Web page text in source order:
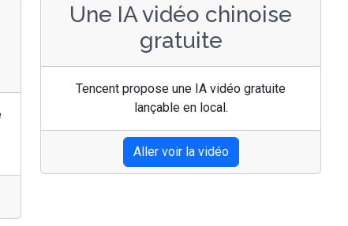
Une IA vidéo chinoise
gratuite
Tencent propose une IA vidéo gratuite
lançable en local.
Aller voir la vidéo